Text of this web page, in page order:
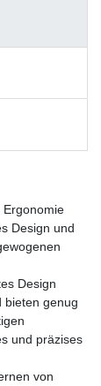
Ergonomie
Design und
Design
bieten genug
und präzises
von